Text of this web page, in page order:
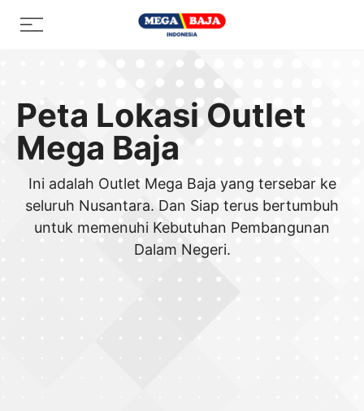
Menu
Peta Lokasi Outlet
Mega Baja
Ini adalah Outlet Mega Baja yang tersebar ke
seluruh Nusantara. Dan Siap terus bertumbuh
untuk memenuhi Kebutuhan Pembangunan
Dalam Negeri.